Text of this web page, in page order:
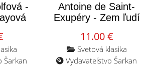
-
Šarkan
Antoine de Saint-
Exupéry - Zem ľudí
11.00 €
Svetová klasika
Vydavateľstvo Šarkan